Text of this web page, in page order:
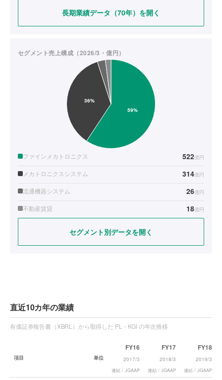
長期業績データ（70年）を開く
セグメント売上構成（2026/3・億円）
ファインメカトロニクス 522億円
メカトロニクスシステム 314億円
流通機器システム 26億円
不動産賃貸 18億円
セグメント別データを開く
直近10カ年の業績
有価証券報告書（XBRL）から取得した PL・KGI の年次推移
項目 単位
FY16
2017/3
連結 / JGAAP
FY17
2018/3
連結 / JGAAP
FY18
2019/3
連結 / JGAAP